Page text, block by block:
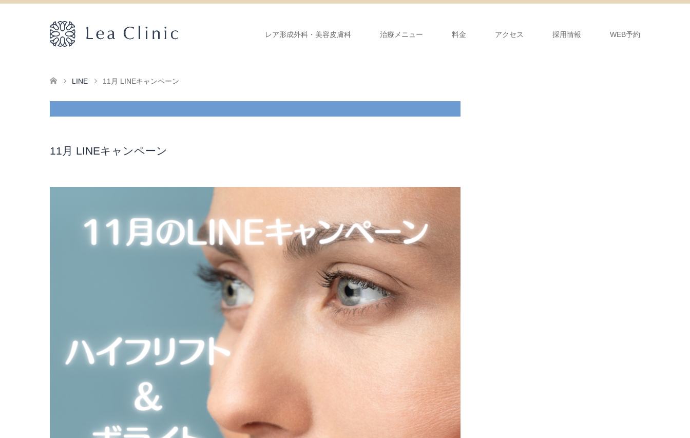
レア形成外科・美容皮膚科 治療メニュー 料金 アクセス 採用情報 WEB予約
LINE 11月 LINEキャンペーン
11月 LINEキャンペーン